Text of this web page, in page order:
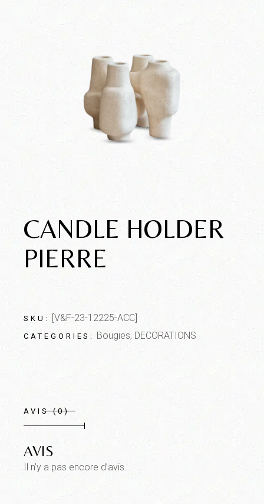
CANDLE HOLDER
PIERRE
SKU: [V&F-23-12225-ACC]
CATEGORIES: Bougies, DECORATIONS
AVIS (0)
AVIS
Il n’y a pas encore d’avis.